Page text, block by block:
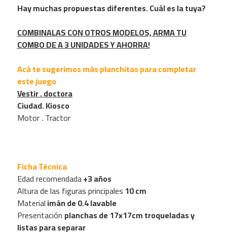
Hay muchas propuestas diferentes. Cuál es la tuya?
COMBINALAS CON OTROS MODELOS, ARMA TU
COMBO DE A 3 UNIDADES Y AHORRA!
Acá te sugerimos más planchitas para completar
este juego
Vestir . doctora
Ciudad. Kiosco
Motor . Tractor
Ficha Técnica
Edad recomendada+3 años
Altura de las figuras principales 10 cm
Materialimán de 0.4 lavable
Presentación planchas de 17x17cm troqueladas y
listas para separar